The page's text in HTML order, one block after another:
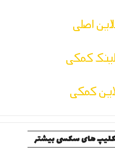
اصلی
لینک کمکی
کمکی
کلیپ های سکسی بیشتر